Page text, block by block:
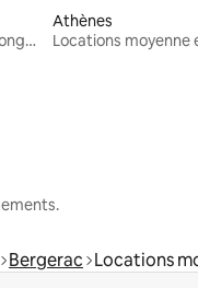
Locations moyenne et longue durée
Athènes
Bergerac Locations